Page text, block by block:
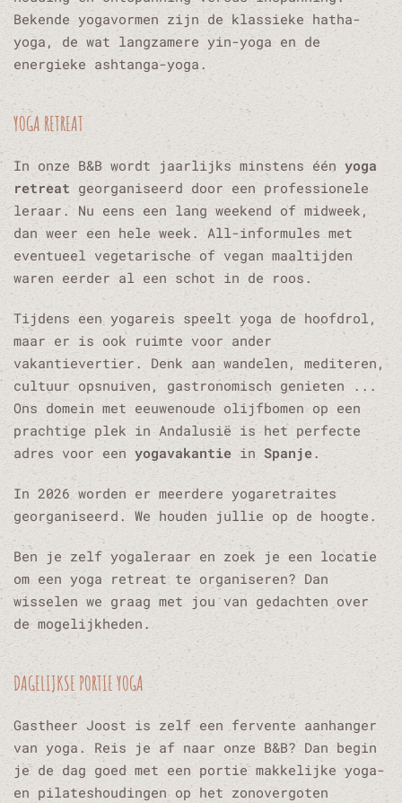
Bekende yogavormen zijn de klassieke hatha-
yoga, de wat langzamere yin-yoga en de
energieke ashtanga-yoga.
YOGA RETREAT
In onze B&B wordt jaarlijks minstens één yoga
retreat georganiseerd door een professionele
leraar. Nu eens een lang weekend of midweek,
dan weer een hele week. All-informules met
eventueel vegetarische of vegan maaltijden
waren eerder al een schot in de roos.
Tijdens een yogareis speelt yoga de hoofdrol,
maar er is ook ruimte voor ander
vakantievertier. Denk aan wandelen, mediteren,
cultuur opsnuiven, gastronomisch genieten ...
Ons domein met eeuwenoude olijfbomen op een
prachtige plek in Andalusië is het perfecte
adres voor een yogavakantie in Spanje.
In 2026 worden er meerdere yogaretraites
georganiseerd. We houden jullie op de hoogte.
Ben je zelf yogaleraar en zoek je een locatie
om een yoga retreatte organiseren? Dan
wisselen we graag met jou van gedachten over
de mogelijkheden.
DAGELIJKSE PORTIE YOGA
Gastheer Joost is zelf een fervente aanhanger
van yoga. Reis je af naar onze B&B? Dan begin
je de dag goed met een portie makkelijke yoga-
en pilateshoudingen op het zonovergoten